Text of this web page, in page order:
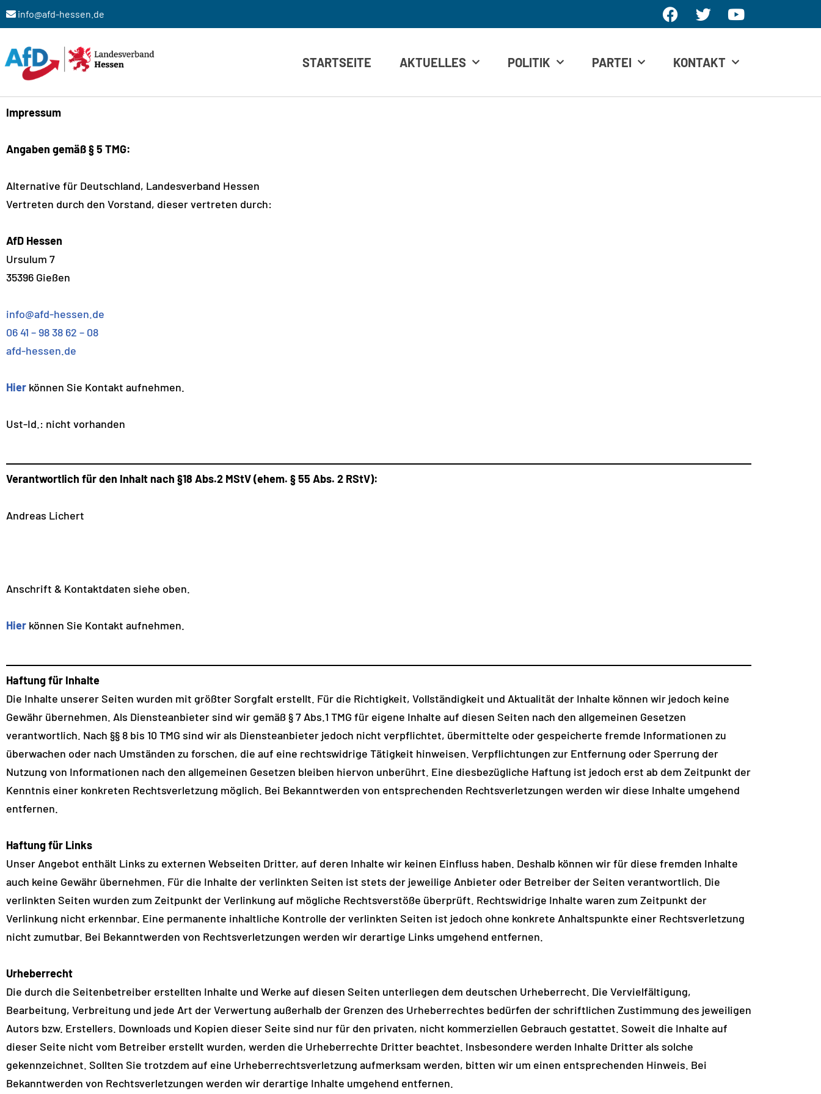
Inhalt
springen
info@afd-hessen.de
STARTSEITE AKTUELLES POLITIK PARTEI KONTAKT
Impressum
Angaben gemäß § 5 TMG:
Alternative für Deutschland, Landesverband Hessen
Vertreten durch den Vorstand, dieser vertreten durch:
AfD Hessen
Ursulum 7
35396 Gießen
info@afd-hessen.de
06 41 – 98 38 62 – 08
afd-hessen.de
Hier können Sie Kontakt aufnehmen.
Ust-Id.: nicht vorhanden
Verantwortlich für den Inhalt nach §18 Abs.2 MStV (ehem. § 55 Abs. 2 RStV):
Andreas Lichert
Anschrift & Kontaktdaten siehe oben.
Hier können Sie Kontakt aufnehmen.
Haftung für Inhalte
Die Inhalte unserer Seiten wurden mit größter Sorgfalt erstellt. Für die Richtigkeit, Vollständigkeit und Aktualität der Inhalte können wir jedoch keine
Gewähr übernehmen. Als Diensteanbieter sind wir gemäß § 7 Abs.1 TMG für eigene Inhalte auf diesen Seiten nach den allgemeinen Gesetzen
verantwortlich. Nach §§ 8 bis 10 TMG sind wir als Diensteanbieter jedoch nicht verpflichtet, übermittelte oder gespeicherte fremde Informationen zu
überwachen oder nach Umständen zu forschen, die auf eine rechtswidrige Tätigkeit hinweisen. Verpflichtungen zur Entfernung oder Sperrung der
Nutzung von Informationen nach den allgemeinen Gesetzen bleiben hiervon unberührt. Eine diesbezügliche Haftung ist jedoch erst ab dem Zeitpunkt der
Kenntnis einer konkreten Rechtsverletzung möglich. Bei Bekanntwerden von entsprechenden Rechtsverletzungen werden wir diese Inhalte umgehend
entfernen.
Haftung für Links
Unser Angebot enthält Links zu externen Webseiten Dritter, auf deren Inhalte wir keinen Einfluss haben. Deshalb können wir für diese fremden Inhalte
auch keine Gewähr übernehmen. Für die Inhalte der verlinkten Seiten ist stets der jeweilige Anbieter oder Betreiber der Seiten verantwortlich. Die
verlinkten Seiten wurden zum Zeitpunkt der Verlinkung auf mögliche Rechtsverstöße überprüft. Rechtswidrige Inhalte waren zum Zeitpunkt der
Verlinkung nicht erkennbar. Eine permanente inhaltliche Kontrolle der verlinkten Seiten ist jedoch ohne konkrete Anhaltspunkte einer Rechtsverletzung
nicht zumutbar. Bei Bekanntwerden von Rechtsverletzungen werden wir derartige Links umgehend entfernen.
Urheberrecht
Die durch die Seitenbetreiber erstellten Inhalte und Werke auf diesen Seiten unterliegen dem deutschen Urheberrecht. Die Vervielfältigung,
Bearbeitung, Verbreitung und jede Art der Verwertung außerhalb der Grenzen des Urheberrechtes bedürfen der schriftlichen Zustimmung des jeweiligen
Autors bzw. Erstellers. Downloads und Kopien dieser Seite sind nur für den privaten, nicht kommerziellen Gebrauch gestattet. Soweit die Inhalte auf
dieser Seite nicht vom Betreiber erstellt wurden, werden die Urheberrechte Dritter beachtet. Insbesondere werden Inhalte Dritter als solche
gekennzeichnet. Sollten Sie trotzdem auf eine Urheberrechtsverletzung aufmerksam werden, bitten wir um einen entsprechenden Hinweis. Bei
Bekanntwerden von Rechtsverletzungen werden wir derartige Inhalte umgehend entfernen.